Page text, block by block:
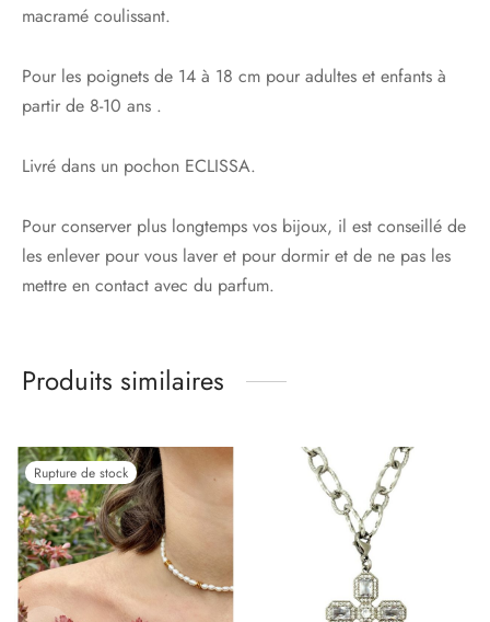
macramé coulissant.
Pour les poignets de 14 à 18 cm pour adultes et enfants à
partir de 8-10 ans .
Livré dans un pochon ECLISSA.
Pour conserver plus longtemps vos bijoux, il est conseillé de
les enlever pour vous laver et pour dormir et de ne pas les
mettre en contact avec du parfum.
Produits similaires
Rupture de stock